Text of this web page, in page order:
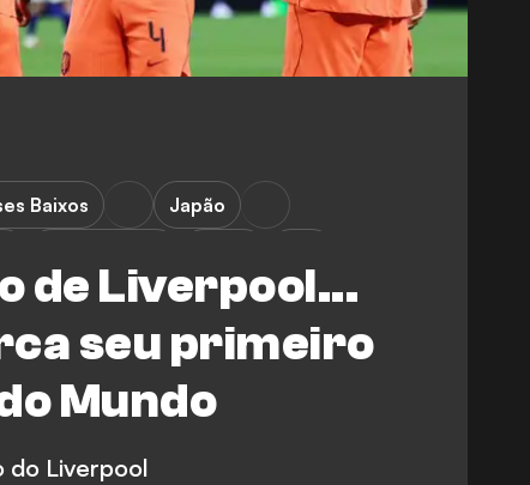
de Liverpool...
seu primeiro
Mundo
Baixos
Japão
do Liverpool